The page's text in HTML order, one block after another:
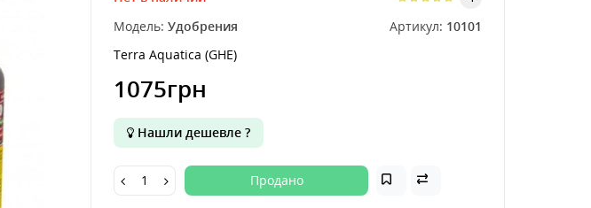
Модель: Удобрения Артикул: 10101
Terra Aquatica (GHE)
1075грн
Нашли дешевле ?
Продано